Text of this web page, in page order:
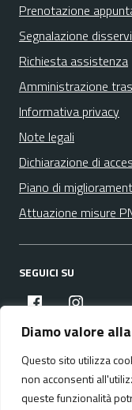
Diamo valore
Questo sito utilizza
non acconsenti
queste funzionalità
Prenotazione
Segnalazione
Richiesta assistenza
Amministrazione
Informativa privacy
Note legali
Dichiarazione di
Piano di
Attuazione misure
SEGUICI SU
facebook
Media policy